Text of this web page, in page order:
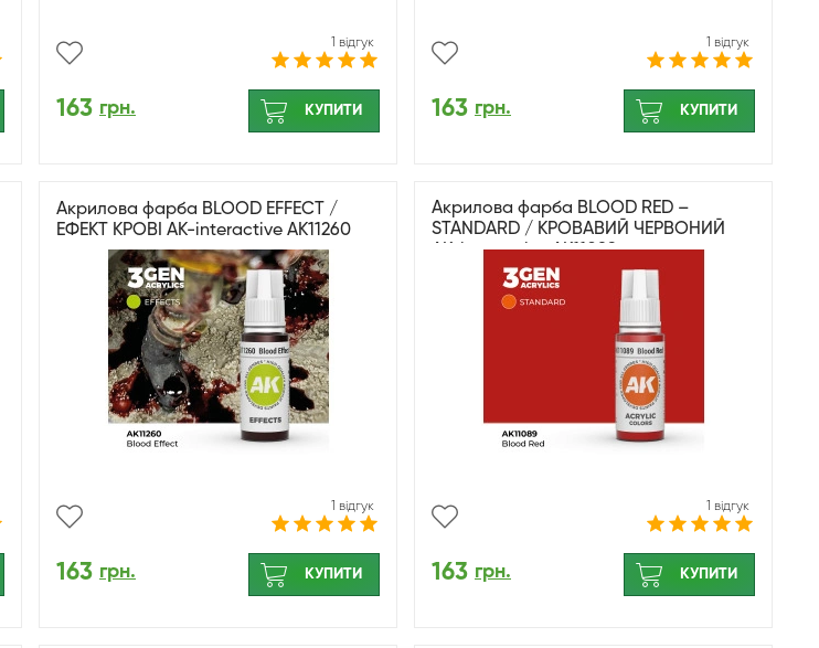
1 відгук
163 грн. КУПИТИ
1 відгук
163 грн. КУПИТИ
Акрилова фарба BLOOD EFFECT /
ЕФЕКТ КРОВІ AK-interactive AK11260
1 відгук
163 грн. КУПИТИ
Акрилова фарба BLOOD RED –
STANDARD / КРОВАВИЙ ЧЕРВОНИЙ
AK-interactive AK11089
1 відгук
163 грн. КУПИТИ